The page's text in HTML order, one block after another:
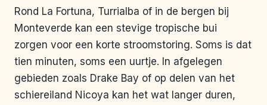
Rond La Fortuna, Turrialba of in de bergen bij
Monteverde kan een stevige tropische bui
zorgen voor een korte stroomstoring. Soms is dat
tien minuten, soms een uurtje. In afgelegen
gebieden zoals Drake Bay of op delen van het
schiereiland Nicoya kan het wat langer duren,